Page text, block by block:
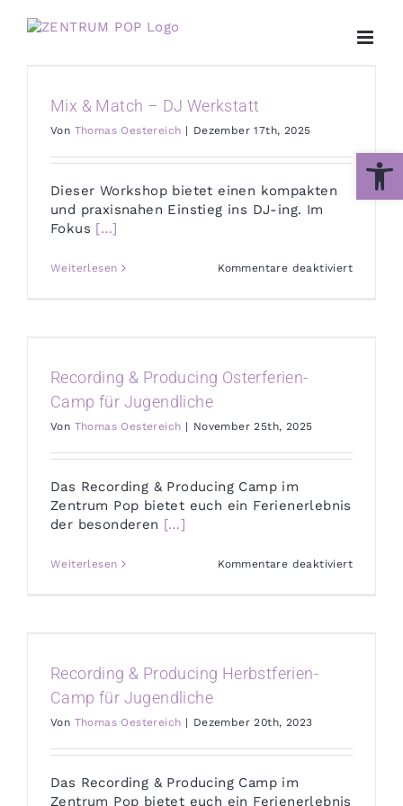
Inhalt
Mix & Match – DJ Werkstatt
Von Thomas Oestereich | Dezember 17th, 2025
Dieser Workshop bietet einen kompakten
und praxisnahen Einstieg ins DJ-ing. Im
Fokus […]
Weiterlesen Kommentare deaktiviertfür
Recording & Producing Osterferien-
Camp für Jugendliche
Von Thomas Oestereich | November 25th, 2025
Das Recording & Producing Camp im
Zentrum Pop bietet euch ein Ferienerlebnis
der besonderen […]
Weiterlesen Kommentare deaktiviertfür
Recording & Producing Herbstferien-
Camp für Jugendliche
Von Thomas Oestereich | Dezember 20th, 2023
Das Recording & Producing Camp im
Zentrum Pop bietet euch ein Ferienerlebnis